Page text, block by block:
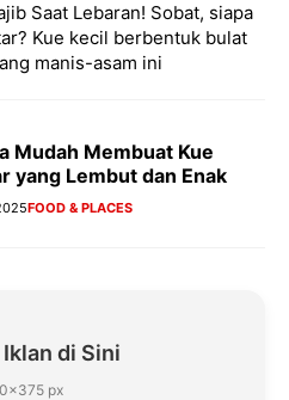
Saat Lebaran! Sobat, siapa
Kue kecil berbentuk bulat
manis-asam ini
Mudah Membuat Kue
yang Lembut dan Enak
FOOD & PLACES
di Sini
px